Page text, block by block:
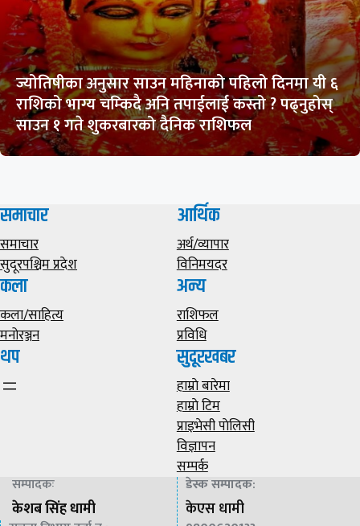
ज्योतिषीका अनुसार साउन महिनाको पहिलो दिनमा यी ६
राशिको भाग्य चम्किदै अनि तपाईलाई कस्तो ? पढ्नुहोस्
साउन १ गते शुकरबारको दैनिक राशिफल
समाचार
समाचार
सुदूरपश्चिम प्रदेश
आर्थिक
अर्थ/व्यापार
विनिमयदर
कला
कला/साहित्य
मनोरञ्जन
अन्य
राशिफल
प्रविधि
थप सुदूरखबर
हाम्राे बारेमा
हाम्राे टिम
प्राइभेसी पाेलिसी
विज्ञापन
सम्पर्क
सम्पादकः
केशब सिंह धामी
डेस्क सम्पादक:
केएस धामी